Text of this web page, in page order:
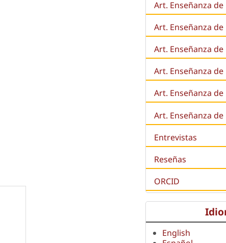
Art. Enseñanza
Art. Enseñanza
Art. Enseñanza de
Art. Enseñanza de
Art. Enseñanza
Art. Enseñanza
Entrevistas
Reseñas
ORCID
English